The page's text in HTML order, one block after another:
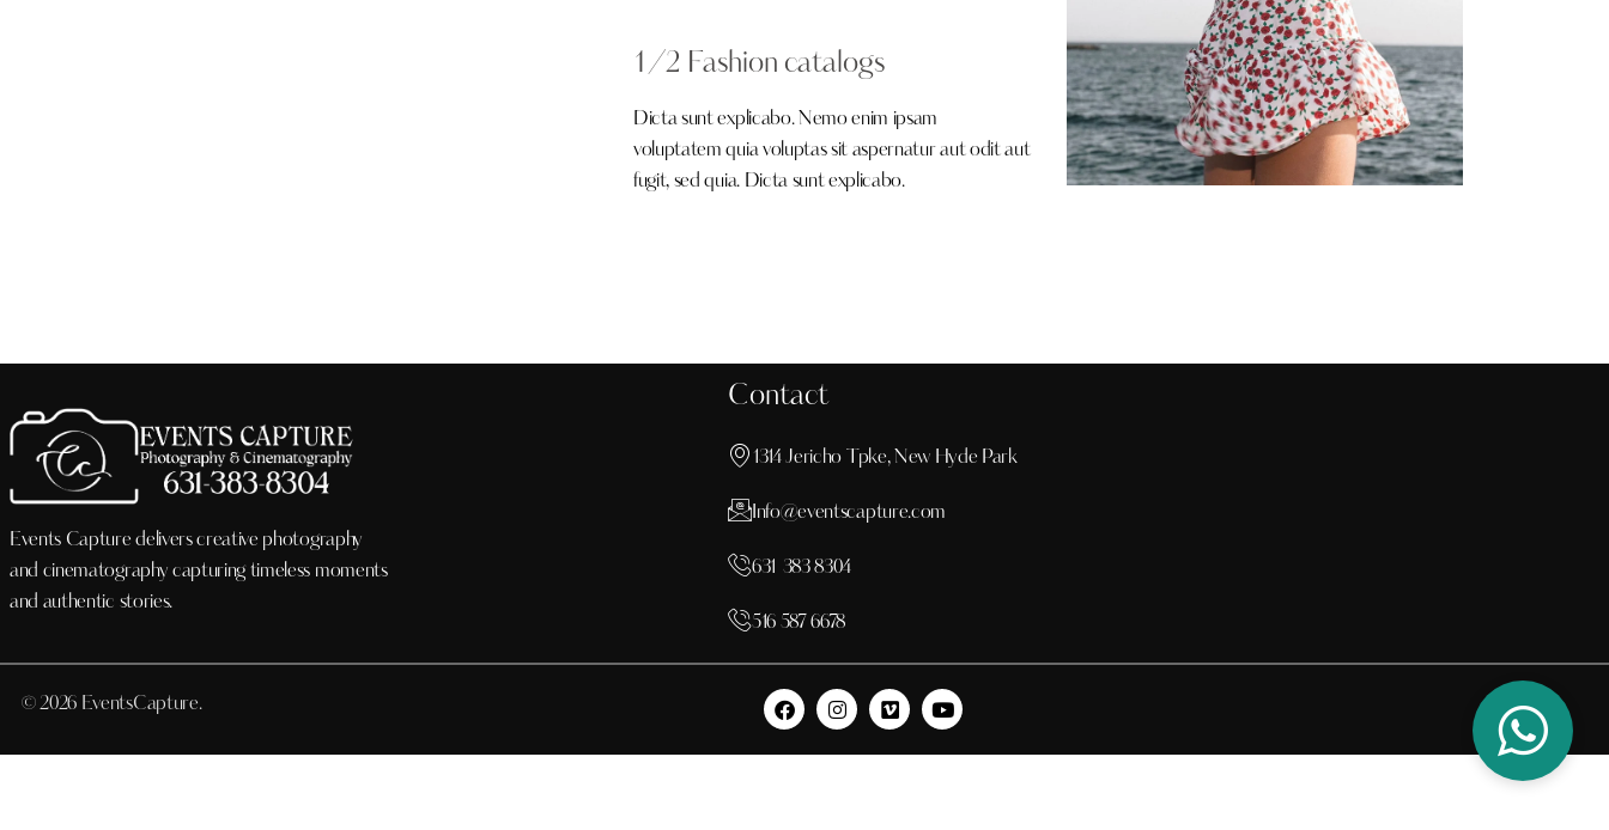
1/2 Fashion catalogs
Dicta sunt explicabo. Nemo enim ipsam
voluptatem quia voluptas sit aspernatur aut odit aut
fugit, sed quia. Dicta sunt explicabo.
Events Capture delivers creative photography
and cinematography capturing timeless moments
and authentic stories.
Contact
1314 Jericho Tpke, New Hyde Park
Info@eventscapture.com
631 383 8304
516 587 6678
© 2026 EventsCapture.